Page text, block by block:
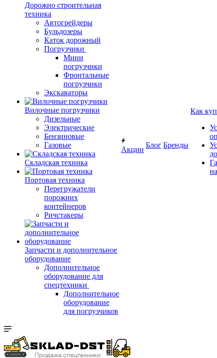
Дорожно строительная
техника
Автогрейдеры
Бульдозеры
Каток дорожный
Погрузчики
Мини
погрузчики
Фронтальные
погрузчики
Экскаваторы
Вилочные погрузчики
Дизельные
Электрические
Бензиновые
Газовые
Складская техника
Портовая техника
Перегружатели
порожних
контейнеров
Ричстакеры
Запчасти и дополнительное
оборудование
Дополнительное
оборудование для
спецтехники
Дополнительное
оборудование
для погрузчиков
Акции
Блог Бренды
Как